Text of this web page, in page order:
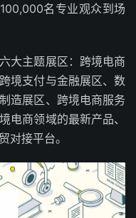
名专业观众到场
大主题展区：跨境电商
境支付与金融展区、数
造展区、跨境电商服务
电商领域的最新产品、
对接平台。